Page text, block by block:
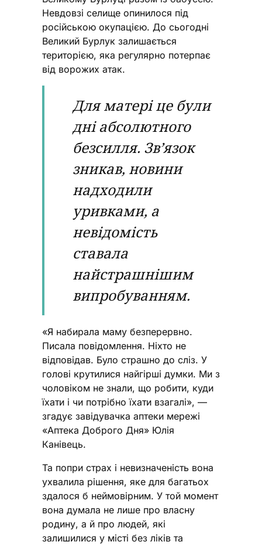
Невдовзі селище опинилося під
російською окупацією. До сьогодні
Великий Бурлук залишається
територією, яка регулярно потерпає
від ворожих атак.
Для матері це були
дні абсолютного
безсилля. Зв’язок
зникав, новини
надходили
уривками, а
невідомість
ставала
найстрашнішим
випробуванням.
«Я набирала маму безперервно.
Писала повідомлення. Ніхто не
відповідав. Було страшно до сліз. У
голові крутилися найгірші думки. Ми з
чоловіком не знали, що робити, куди
їхати і чи потрібно їхати взагалі», —
згадує завідувачка аптеки мережі
«Аптека Доброго Дня» Юлія
Канівець.
Та попри страх і невизначеність вона
ухвалила рішення, яке для багатьох
здалося б неймовірним. У той момент
вона думала не лише про власну
родину, а й про людей, які
залишилися у місті без ліків та